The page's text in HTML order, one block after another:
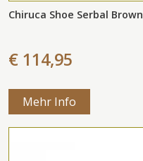
Chiruca Shoe Serbal Brown
€ 114,95
Mehr Info